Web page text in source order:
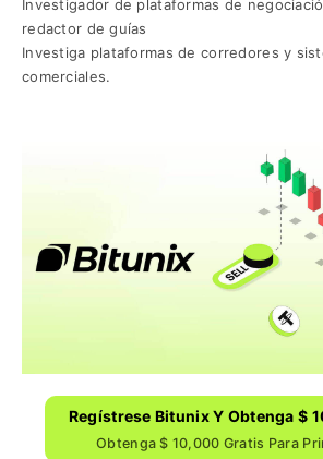
Investigador de plataformas de
redactor de guías
Investiga plataformas de corredores y
comerciales.
Regístrese Bitunix Y Obtenga $
Obtenga $ 10,000 Gratis Para